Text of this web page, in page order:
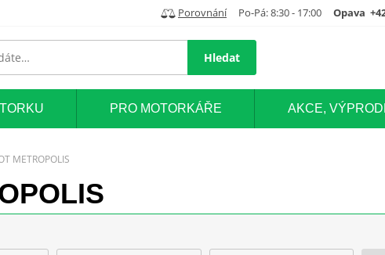
Porovnání Po-Pá: 8:30 - 17:00 Opava
Hledat
PRO MOTORKÁŘE AKCE,
METROPOLIS